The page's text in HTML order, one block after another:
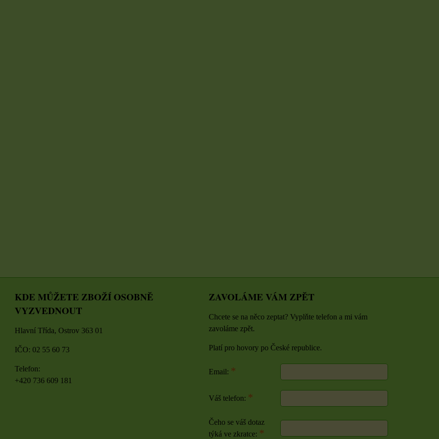
KDE MŮŽETE ZBOŽÍ OSOBNĚ
VYZVEDNOUT
Hlavní Třída, Ostrov 363 01
IČO: 02 55 60 73
Telefon:
+420 736 609 181
ZAVOLÁME VÁM ZPĚT
Chcete se na něco zeptat? Vyplňte telefon a mi vám
zavoláme zpět.
Platí pro hovory po České republice.
Email: *
Váš telefon: *
Čeho se váš dotaz
týká ve zkratce: *